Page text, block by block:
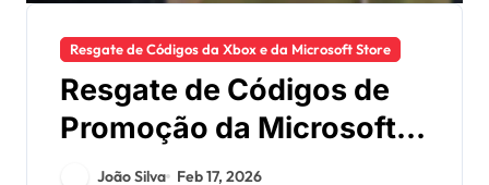
Resgate de Códigos da Xbox e da Microsoft Store
Resgate de Códigos de
Promoção da Microsoft
Store: Vendas sazonais,
João Silva Feb 17, 2026